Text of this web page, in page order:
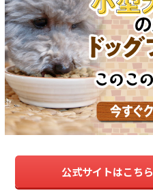
公式サイトはこちら